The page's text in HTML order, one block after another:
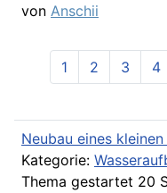
von Anschii
1 2 3 4
Neubau eines
Kategorie:
Thema gestartet 20